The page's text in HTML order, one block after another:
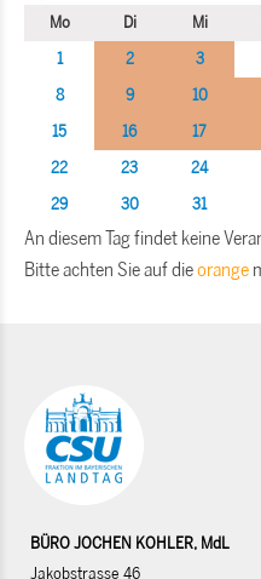
Mo Di Mi
1
2 3
8
9 10
15
16 17
22
23 24
29
30 31
An diesem Tag findet keine
Bitte achten Sie auf dieorange
BÜRO JOCHEN KOHLER, MdL
Jakobstrasse 46